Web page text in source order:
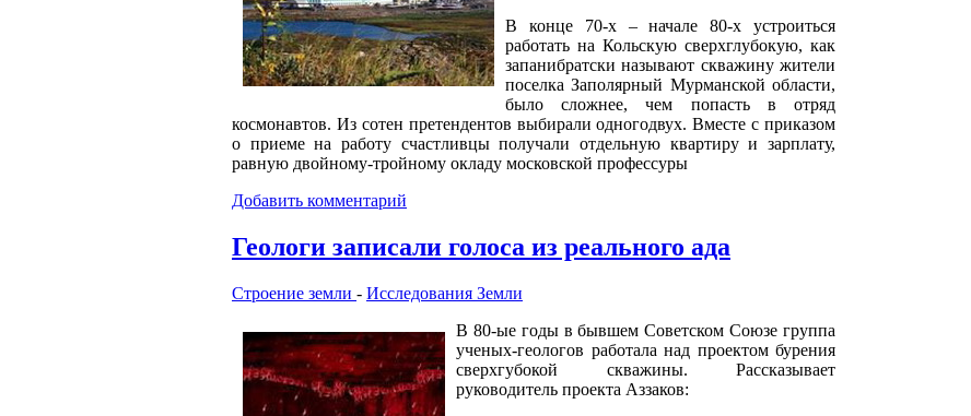
В конце 70-х – начале 80-х устроиться
работать на Кольскую сверхглубокую, как
запанибратски называют скважину жители
поселка Заполярный Мурманской области,
было сложнее, чем попасть в отряд
космонавтов. Из сотен претендентов выбирали одногодвух. Вместе с приказом
о приеме на работу счастливцы получали отдельную квартиру и зарплату,
равную двойному-тройному окладу московской профессуры
Добавить комментарий
Геологи записали голоса из реального ада
Строение земли - Исследования Земли
В 80-ые годы в бывшем Советском Союзе группа
ученых-геологов работала над проектом бурения
сверхгубокой скважины. Рассказывает
руководитель проекта Аззаков: